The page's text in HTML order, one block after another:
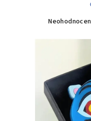
Průměrné
produktu
5
hvězdiček.